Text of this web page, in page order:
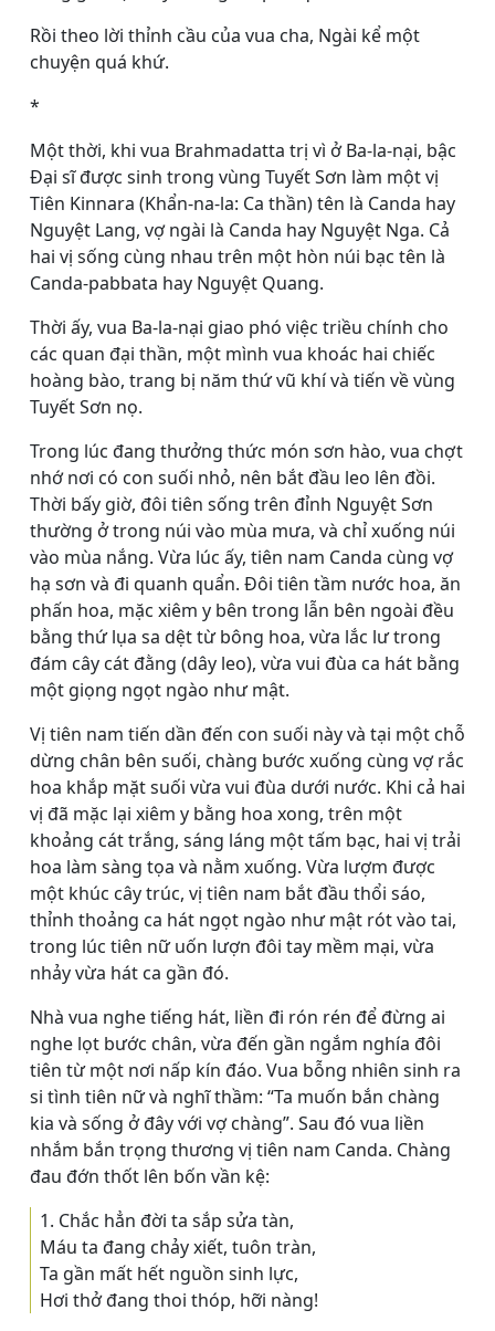
Rồi theo lời thỉnh cầu của vua cha, Ngài kể một
chuyện quá khứ.
*
Một thời, khi vua Brahmadatta trị vì ở Ba-la-nại, bậc
Ðại sĩ được sinh trong vùng Tuyết Sơn làm một vị
Tiên Kinnara (Khẩn-na-la: Ca thần) tên là Canda hay
Nguyệt Lang, vợ ngài là Canda hay Nguyệt Nga. Cả
hai vị sống cùng nhau trên một hòn núi bạc tên là
Canda-pabbata hay Nguyệt Quang.
Thời ấy, vua Ba-la-nại giao phó việc triều chính cho
các quan đại thần, một mình vua khoác hai chiếc
hoàng bào, trang bị năm thứ vũ khí và tiến về vùng
Tuyết Sơn nọ.
Trong lúc đang thưởng thức món sơn hào, vua chợt
nhớ nơi có con suối nhỏ, nên bắt đầu leo lên đồi.
Thời bấy giờ, đôi tiên sống trên đỉnh Nguyệt Sơn
thường ở trong núi vào mùa mưa, và chỉ xuống núi
vào mùa nắng. Vừa lúc ấy, tiên nam Canda cùng vợ
hạ sơn và đi quanh quẩn. Ðôi tiên tầm nước hoa, ăn
phấn hoa, mặc xiêm y bên trong lẫn bên ngoài đều
bằng thứ lụa sa dệt từ bông hoa, vừa lắc lư trong
đám cây cát đằng (dây leo), vừa vui đùa ca hát bằng
một giọng ngọt ngào như mật.
Vị tiên nam tiến dần đến con suối này và tại một chỗ
dừng chân bên suối, chàng bước xuống cùng vợ rắc
hoa khắp mặt suối vừa vui đùa dưới nước. Khi cả hai
vị đã mặc lại xiêm y bằng hoa xong, trên một
khoảng cát trắng, sáng láng một tấm bạc, hai vị trải
hoa làm sàng tọa và nằm xuống. Vừa lượm được
một khúc cây trúc, vị tiên nam bắt đầu thổi sáo,
thỉnh thoảng ca hát ngọt ngào như mật rót vào tai,
trong lúc tiên nữ uốn lượn đôi tay mềm mại, vừa
nhảy vừa hát ca gần đó.
Nhà vua nghe tiếng hát, liền đi rón rén để đừng ai
nghe lọt bước chân, vừa đến gần ngắm nghía đôi
tiên từ một nơi nấp kín đáo. Vua bỗng nhiên sinh ra
si tình tiên nữ và nghĩ thầm: “Ta muốn bắn chàng
kia và sống ở đây với vợ chàng”. Sau đó vua liền
nhắm bắn trọng thương vị tiên nam Canda. Chàng
đau đớn thốt lên bốn vần kệ:
1. Chắc hẳn đời ta sắp sửa tàn,
Máu ta đang chảy xiết, tuôn tràn,
Ta gần mất hết nguồn sinh lực,
Hơi thở đang thoi thóp, hỡi nàng!